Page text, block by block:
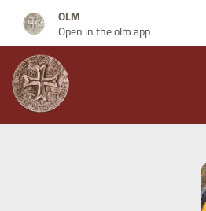
OLM
Open in the olm app